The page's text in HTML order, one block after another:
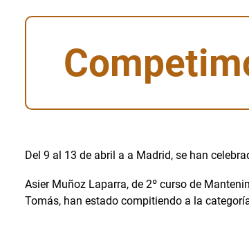
Del 9 al 13 de abril a a Madrid, se han
Asier Muñoz Laparra, de 2º curso de
Tomás, han estado compitiendo a la